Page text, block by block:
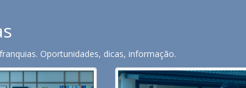
Oportunidades, dicas, informação.